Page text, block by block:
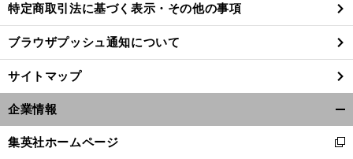
特定商取引法に基づく表示・その他の事項
ブラウザプッシュ通知について
サイトマップ
企業情報
閉
集英社ホームページ
新